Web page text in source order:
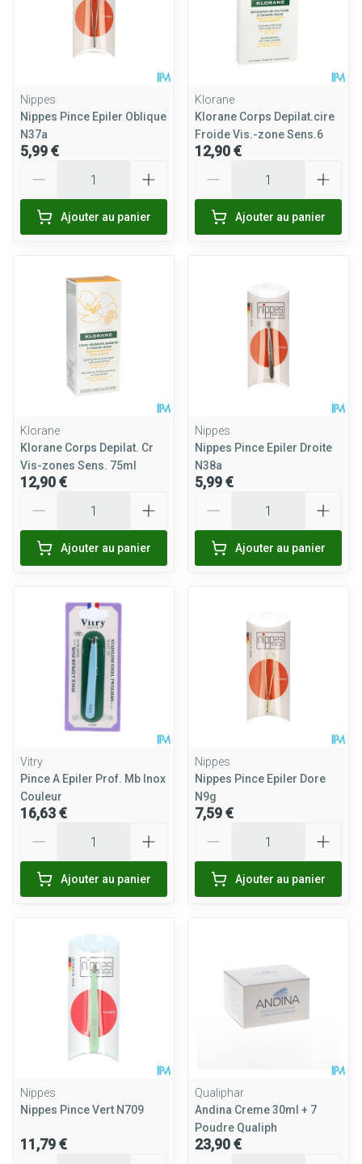
Nippes
Nippes Pince Epiler Oblique
N37a
5,99 €
Ajouter au panier
Klorane
Klorane Corps Depilat.cire
Froide Vis.-zone Sens.6
12,90 €
Ajouter au panier
Klorane
Klorane Corps Depilat. Cr
Vis-zones Sens. 75ml
12,90 €
Ajouter au panier
Nippes
Nippes Pince Epiler Droite
N38a
5,99 €
Ajouter au panier
Vitry
Pince A Epiler Prof. Mb Inox
Couleur
16,63 €
Ajouter au panier
Nippes
Nippes Pince Epiler Dore
N9g
7,59 €
Ajouter au panier
Nippes
Nippes Pince Vert N709
11,79 €
Qualiphar
Andina Creme 30ml + 7
Poudre Qualiph
23,90 €